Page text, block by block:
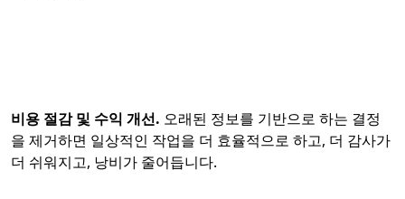
비용 절감 및 수익 개선. 오래된 정보를 기반으로 하는 결정
을 제거하면 일상적인 작업을 더 효율적으로 하고, 더 감사가
더 쉬워지고, 낭비가 줄어듭니다.